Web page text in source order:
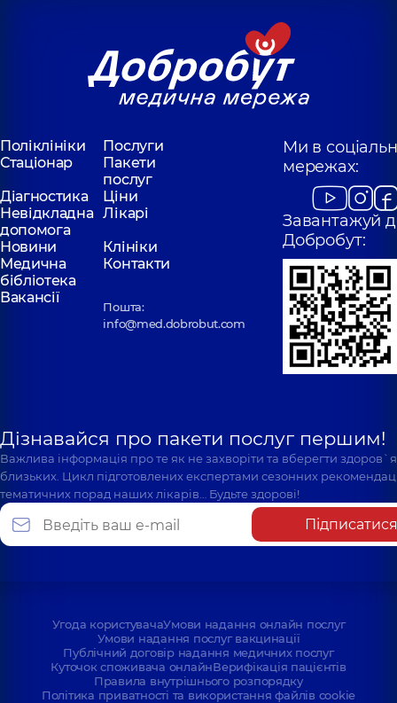
Ортопед-
травматолог;
Ортопед-
травматолог
Богдан Євгеній
Олександрович
Хірург щелепно-
лицевий,
Поліклініки
Послуги
Стаціонар
Пакети
послуг
Діагностика
Ціни
Невідкладна
допомога
Лікарі
Новини
Клініки
Медична
бібліотека
Контакти
Вакансії
Пошта:
info@med.dobrobut.com
Ми в
мережах:
Завантажуй
Добробут:
Дізнавайся про пакети послуг першим!
Важлива інформація про те як не захворіти та вберегти
близьких. Цикл підготовлених експертами сезонних
тематичних порад наших лікарів… Будьте здорові!
Підписатися
Угода користувачаУмови надання онлайн послуг
Умови надання послуг вакцинації
Публічний договір надання медичних послуг
Куточок споживача онлайнВерифікація пацієнтів
Правила внутрішнього розпорядку
Політика приватності та використання файлів cookie